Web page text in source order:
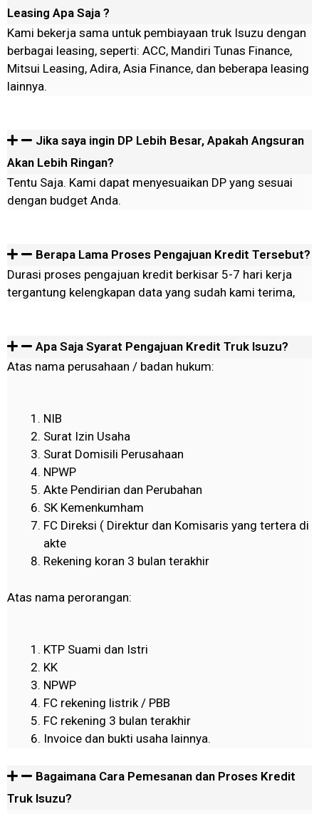
Leasing Apa Saja ?
Kami bekerja sama untuk pembiayaan truk Isuzu dengan
berbagai leasing, seperti: ACC, Mandiri Tunas Finance,
Mitsui Leasing, Adira, Asia Finance, dan beberapa leasing
lainnya.
Jika saya ingin DP Lebih Besar, Apakah Angsuran
Akan Lebih Ringan?
Tentu Saja. Kami dapat menyesuaikan DP yang sesuai
dengan budget Anda.
Berapa Lama Proses Pengajuan Kredit Tersebut?
Durasi proses pengajuan kredit berkisar 5-7 hari kerja
tergantung kelengkapan data yang sudah kami terima,
Apa Saja Syarat Pengajuan Kredit Truk Isuzu?
Atas nama perusahaan / badan hukum:
NIB
Surat Izin Usaha
Surat Domisili Perusahaan
NPWP
Akte Pendirian dan Perubahan
SK Kemenkumham
FC Direksi ( Direktur dan Komisaris yang tertera di
akte
Rekening koran 3 bulan terakhir
Atas nama perorangan:
KTP Suami dan Istri
KK
NPWP
FC rekening listrik / PBB
FC rekening 3 bulan terakhir
Invoice dan bukti usaha lainnya.
Bagaimana Cara Pemesanan dan Proses Kredit
Truk Isuzu?